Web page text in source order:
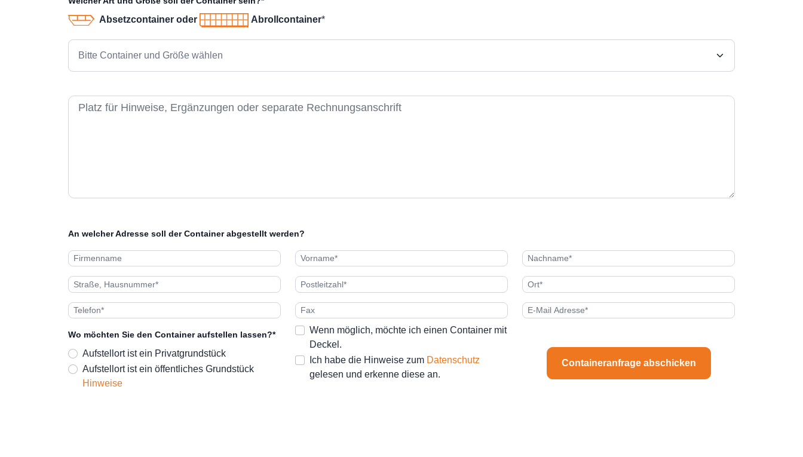
Absetzcontainer oder Abrollcontainer*
An welcher Adresse soll der Container abgestellt werden?
Wo möchten Sie den Container aufstellen lassen?*
Aufstellort ist ein Privatgrundstück
Aufstellort ist ein öffentliches Grundstück
Hinweise
Wenn möglich, möchte ich einen Container mit
Deckel.
Ich habe die Hinweise zum Datenschutz
gelesen und erkenne diese an.
Containeranfrage abschicken